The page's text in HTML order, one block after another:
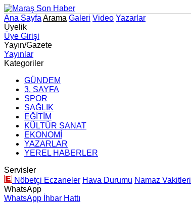
Ana Sayfa Arama Galeri Video Yazarlar
Üyelik
Üye Girişi
Yayın/Gazete
Yayınlar
Kategoriler
GÜNDEM
3. SAYFA
SPOR
SAĞLIK
EĞİTİM
KÜLTÜR SANAT
EKONOMİ
YAZARLAR
YEREL HABERLER
Servisler
Nöbetçi Eczaneler Hava Durumu Namaz Vakitleri
WhatsApp
WhatsApp İhbar Hattı